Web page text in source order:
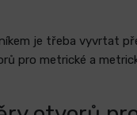
je třeba vyvrtat
pro metrické a